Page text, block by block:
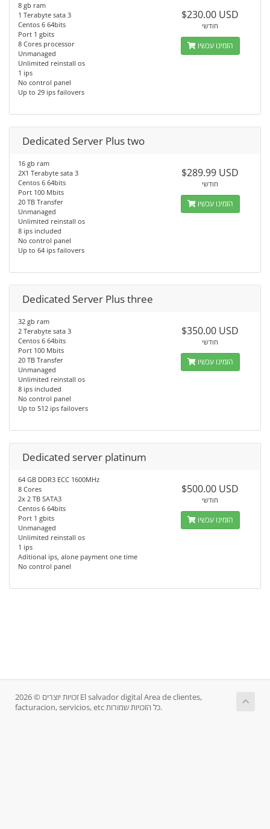
8 gb ram
1 Terabyte sata 3
Centos 6 64bits
Port 1 gbits
8 Cores processor
Unmanaged
Unlimited reinstall os
1 ips
No control panel
Up to 29 ips failovers
$230.00 USD
חודשי
הזמינו עכשיו
Dedicated Server Plus two
16 gb ram
2X1 Terabyte sata 3
Centos 6 64bits
Port 100 Mbits
20 TB Transfer
Unmanaged
Unlimited reinstall os
8 ips included
No control panel
Up to 64 ips failovers
$289.99 USD
חודשי
הזמינו עכשיו
Dedicated Server Plus three
32 gb ram
2 Terabyte sata 3
Centos 6 64bits
Port 100 Mbits
20 TB Transfer
Unmanaged
Unlimited reinstall os
8 ips included
No control panel
Up to 512 ips failovers
$350.00 USD
חודשי
הזמינו עכשיו
Dedicated server platinum
64 GB DDR3 ECC 1600MHz
8 Cores
2x 2 TB SATA3
Centos 6 64bits
Port 1 gbits
Unmanaged
Unlimited reinstall os
1 ips
Aditional ips, alone payment one time
No control panel
$500.00 USD
חודשי
הזמינו עכשיו
זכויות יוצרים © 2026 El salvador digital Area de clientes,
facturacion, servicios, etc כל הזכויות שמורות.